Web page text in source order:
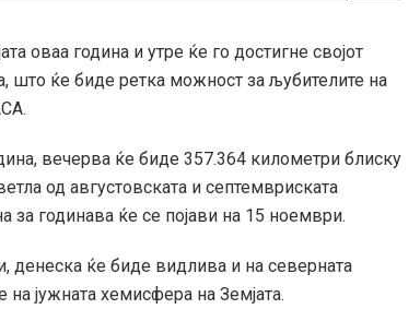
оваа година и утре ќе го достигне својот
што ќе биде ретка можност за љубителите на
вечерва ќе биде 357.364 километри блиску
од августовската и септемвриската
за годинава ќе се појави на 15 ноември.
денеска ќе биде видлива и на северната
јужната хемисфера на Земјата.